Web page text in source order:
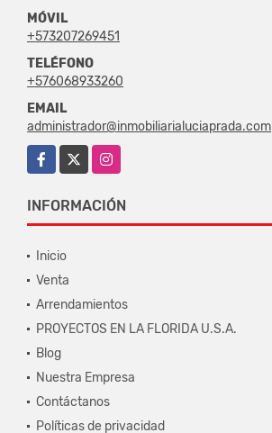
MÓVIL
+573207269451
TELÉFONO
+576068933260
EMAIL
administrador@inmobiliarialuciaprada.com
Facebook
Instagram
INFORMACIÓN
Inicio
Venta
Arrendamientos
PROYECTOS EN LA FLORIDA U.S.A.
Blog
Nuestra Empresa
Contáctanos
Políticas de privacidad